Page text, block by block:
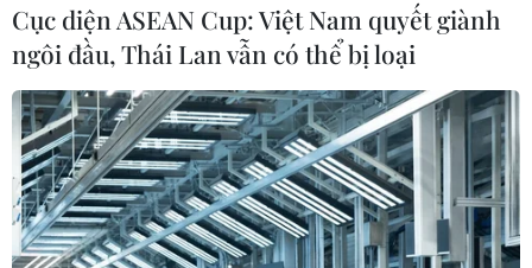
Cục diện ASEAN Cup: Việt Nam quyết giành
ngôi đầu, Thái Lan vẫn có thể bị loại